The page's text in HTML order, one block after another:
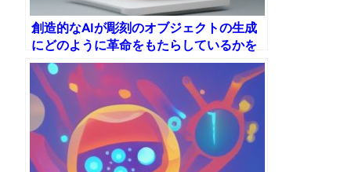
創造的なAIが彫刻のオブジェクトの生成
にどのように革命をもたらしているかを
発見してください